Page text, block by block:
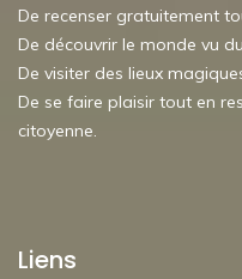
De recenser gratuitement
De découvrir le monde vu
De visiter des lieux
De se faire plaisir tout en
citoyenne.
Liens